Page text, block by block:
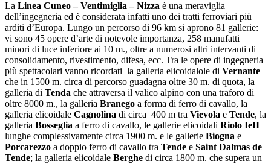
La Linea Cuneo – Ventimiglia – Nizza è una meraviglia
dell’ingegneria ed è considerata infatti uno dei tratti ferroviari più
arditi d’Europa. Lungo un percorso di 96 km si aprono 81 gallerie:
vi sono 45 opere d’arte di notevole importanza, 258 manufatti
minori di luce inferiore ai 10 m., oltre a numerosi altri intervanti di
consolidamento, rivestimento, difesa, ecc. Tra le opere di ingegneria
più spettacolari vanno ricordati la galleria elicoidalole di Vernante
che in 1500 m. circa di percorso guadagna oltre 30 m. di quota, la
galleria di Tenda che attraversa il valico alpino con una traforo di
oltre 8000 m., la galleria Branego a forma di ferro di cavallo, la
galleria elicoidale Cagnolina di circa 400 m tra Vievola e Tende, la
galleria Bosseglia a ferro di cavallo, le gallerie elicoidali Riolo IeII
lunghe complessivamente circa 1900 m. e le gallerie Biogna e
Porcarezzo a doppio ferro di cavallo tra Tende e Saint Dalmas de
Tende; la galleria elicoidale Berghe di circa 1800 m. che supera un